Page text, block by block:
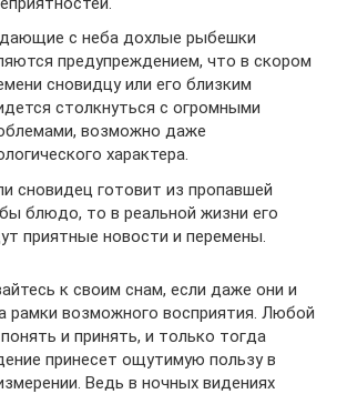
с неба дохлые рыбешки
предупреждением, что в скором
сновидцу или его близким
столкнуться с огромными
возможно даже
характера.
сновидец готовит из пропавшей
блюдо, то в реальной жизни его
приятные новости и перемены.
к своим снам, если даже они и
рамки возможного восприятия. Любой
и принять, и только тогда
принесет ощутимую пользу в
Ведь в ночных видениях